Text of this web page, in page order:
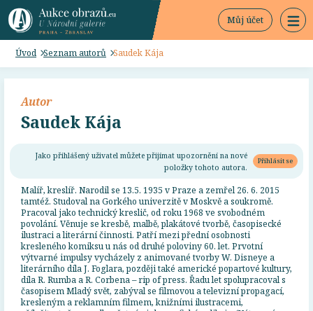
Můj účet
Úvod Seznam autorů Saudek Kája
Autor
Saudek Kája
Jako přihlášený uživatel můžete přijímat upozornění na nové
položky tohoto autora.
Přihlásit se
Malíř, kreslíř. Narodil se 13.5. 1935 v Praze a zemřel 26. 6. 2015
tamtéž. Studoval na Gorkého univerzitě v Moskvě a soukromě.
Pracoval jako technický kreslič, od roku 1968 ve svobodném
povolání. Věnuje se kresbě, malbě, plakátové tvorbě, časopisecké
ilustraci a literární činnosti. Patří mezi přední osobnosti
kresleného komiksu u nás od druhé poloviny 60. let. Prvotní
výtvarné impulsy vycházely z animované tvorby W. Disneye a
literárního díla J. Foglara, později také americké popartové kultury,
díla R. Rumba a R. Corbena – rip of press. Řadu let spolupracoval s
časopisem Mladý svět, zabýval se filmovou a televizní propagací,
kresleným a reklamním filmem, knižními ilustracemi,